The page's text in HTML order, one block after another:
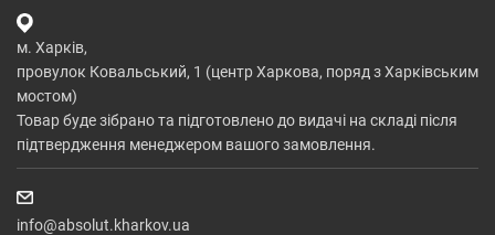
м. Харків,
провулок Ковальський, 1 (центр Харкова, поряд з Харківським
мостом)
Товар буде зібрано та підготовлено до видачі на складі після
підтвердження менеджером вашого замовлення.
info@absolut.kharkov.ua